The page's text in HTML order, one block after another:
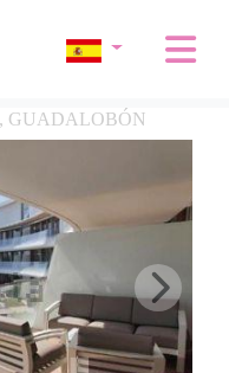
GUADALOBÓN